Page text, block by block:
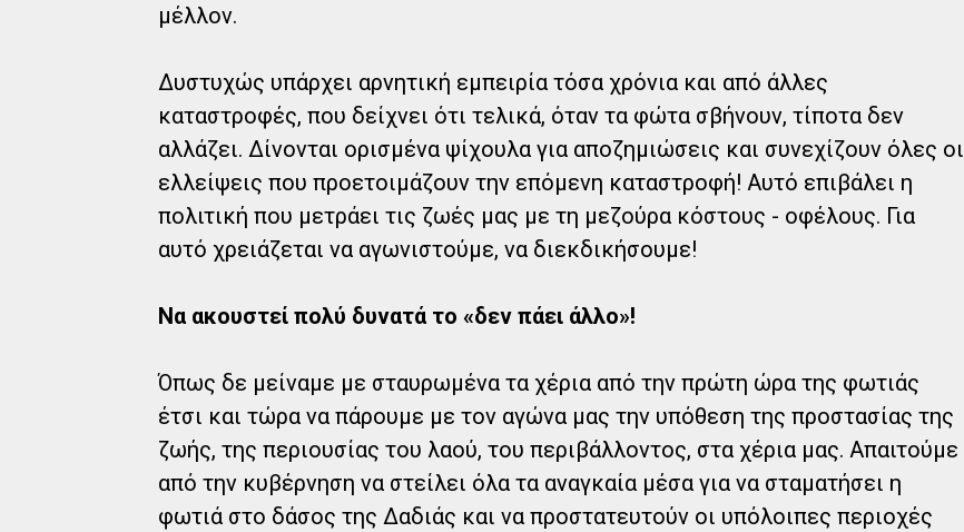
μέλλον.
Δυστυχώς υπάρχει αρνητική εμπειρία τόσα χρόνια και από άλλες
καταστροφές, που δείχνει ότι τελικά, όταν τα φώτα σβήνουν, τίποτα δεν
αλλάζει. Δίνονται ορισμένα ψίχουλα για αποζημιώσεις και συνεχίζουν όλες οι
ελλείψεις που προετοιμάζουν την επόμενη καταστροφή! Αυτό επιβάλει η
πολιτική που μετράει τις ζωές μας με τη μεζούρα κόστους - οφέλους. Για
αυτό χρειάζεται να αγωνιστούμε, να διεκδικήσουμε!
Να ακουστεί πολύ δυνατά το «δεν πάει άλλο»!
Όπως δε μείναμε με σταυρωμένα τα χέρια από την πρώτη ώρα της φωτιάς
έτσι και τώρα να πάρουμε με τον αγώνα μας την υπόθεση της προστασίας της
ζωής, της περιουσίας του λαού, του περιβάλλοντος, στα χέρια μας. Απαιτούμε
από την κυβέρνηση να στείλει όλα τα αναγκαία μέσα για να σταματήσει η
φωτιά στο δάσος της Δαδιάς και να προστατευτούν οι υπόλοιπες περιοχές